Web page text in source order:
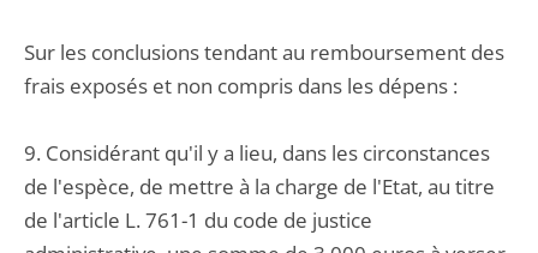
Sur les conclusions tendant au remboursement des
frais exposés et non compris dans les dépens :
9. Considérant qu'il y a lieu, dans les circonstances
de l'espèce, de mettre à la charge de l'Etat, au titre
de l'article L. 761-1 du code de justice